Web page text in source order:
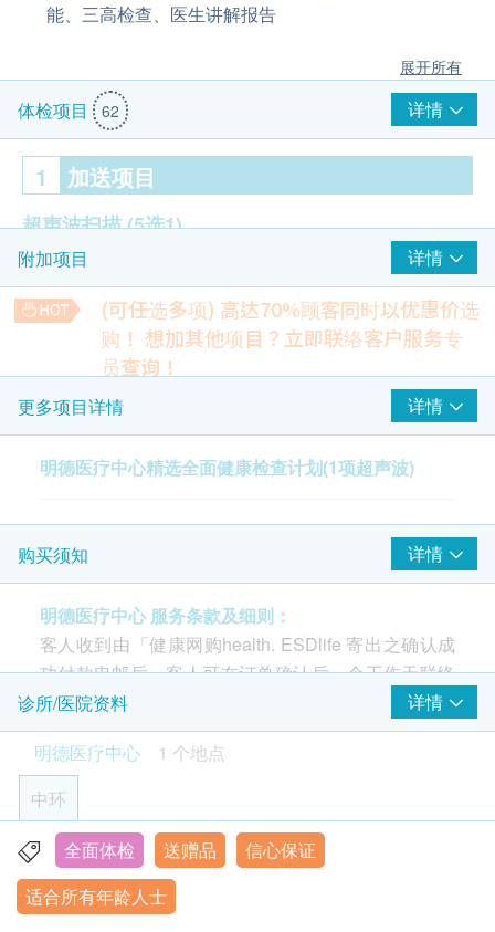
能、三高检查、医生讲解报告
展开所有
体检项目 62 详情
1 加送项目
超声波扫描(5选1)
上腹部肝胆超声波扫描
甲状腺超声波
乳房超声波(只限女性)
前列腺超声波(只限男性)
盆腔超声波(只限女性)
检查前、后医生会诊 - 共两次
心脏检查 重点项目
静卧心电图
眼科视光检查
3 基本项目
医生咨询
由医生进行详细身体检查
临床腹部检查
附加项目 详情
(可任选多项) 高达70%顾客同时以优惠价选
购！ 想加其他项目？立即联络客户服务专
员查询！
柏氏子宫颈液基薄片检查
子宫颈细胞检查，筛查子宫颈癌前期病变及其他妇科问题
25岁起定期检查，HPV疫苗后仍需筛查
1% off
颈动脉超声波
检查颈动脉硬化，预防中风风险。检测颈动脉内膜厚度，预测
HK$4,850.0 HK$4,860
运动心电图
检测运动时心脏功能，评估心脏病风险，预防突发心脏问题。
专门发现静态心电图未能检测的隐性心脏问题，例如冠心病或
心肌缺血。
1% off
HK$
乳房X光造影
筛查乳癌及乳房异常，及早发现肿瘤、硬块或钙化物等乳房问
题。
1% off
更多项目详情 详情
明德医疗中心精选全面健康检查计划(1项超声波)
购买须知 详情
明德医疗中心 服务条款及细则：
客人收到由「健康网购health. ESDlife 寄出之确认成
功付款电邮后，客人可在订单确认后一个工作天联络
本诊所进行预约 （明德医疗中心：电邮：
mmc.central@matilda.org 电话： 2537 8500）。
- 客人必须于预约当天出示身份证明文件及打印订购
确认信以确认身份。
- 订购一经确认，不可更改已订购之检查项目或退
款。
- 所有身体检查并非作医疗诊断或治疗用途。
- 上述身体检查计划的测试项目均已固定，如有个别
诊所/医院资料
详情
明德医疗中心
1 个地点
中环
中環皇后大道中39號豐盛創建大廈3樓
身体检查计划：
明德医疗中心
全面体检 送赠品
信心保证
适合所有年龄人士